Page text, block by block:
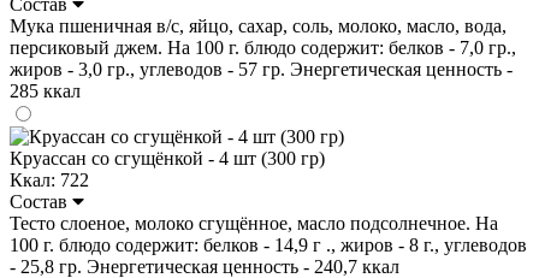
Мука пшеничная в/с, яйцо, сахар, соль, молоко, масло, вода,
персиковый джем. На 100 г. блюдо содержит: белков - 7,0 гр.,
жиров - 3,0 гр., углеводов - 57 гр. Энергетическая ценность -
285 ккал
Круассан со сгущёнкой - 4 шт (300 гр)
Ккал: 722
Состав
Тесто слоеное, молоко сгущённое, масло подсолнечное. На
100 г. блюдо содержит: белков - 14,9 г ., жиров - 8 г., углеводов
- 25,8 гр. Энергетическая ценность - 240,7 ккал